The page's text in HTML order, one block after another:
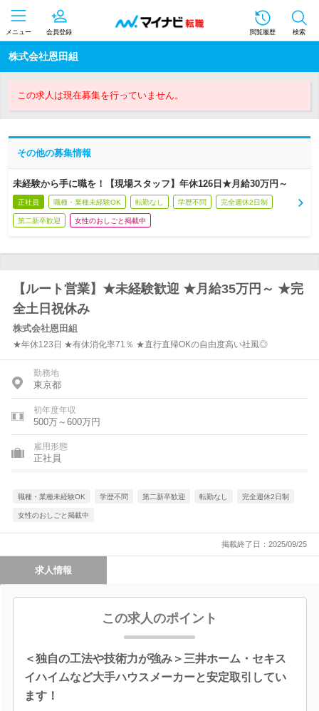
メニュー 会員登録 閲覧履歴 検索
株式会社恩田組
この求人は現在募集を行っていません。
その他の募集情報
未経験から手に職を！【現場スタッフ】年休126日★月給30万円～
正社員 職種・業種未経験OK 転勤なし 学歴不問 完全週休2日制
第二新卒歓迎 女性のおしごと掲載中
【ルート営業】★未経験歓迎 ★月給35万円～ ★完
全土日祝休み
株式会社恩田組
★年休123日 ★有休消化率71％ ★直行直帰OKの自由度高い社風◎
勤務地
東京都
初年度年収
500万～600万円
雇用形態
正社員
職種・業種未経験OK 学歴不問 第二新卒歓迎 転勤なし 完全週休2日制
女性のおしごと掲載中
掲載終了日：2025/09/25
求人情報
この求人のポイント
＜独自の工法や技術力が強み＞三井ホーム・セキス
イハイムなど大手ハウスメーカーと安定取引してい
ます！